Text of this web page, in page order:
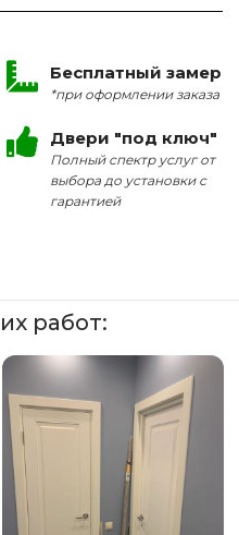
Бесплатный замер
*при оформлении заказа
Двери "под ключ"
Полный спектр услуг от
выбора до установки с
гарантией
работ: